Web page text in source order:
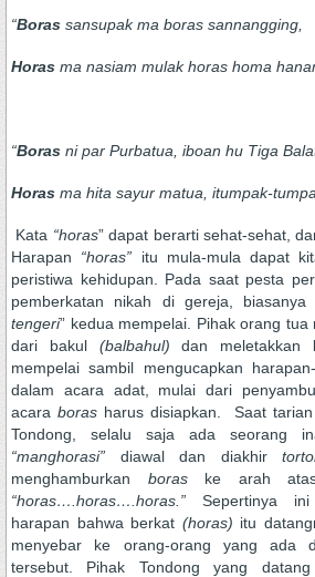
“Boras sansupak ma boras sannangging
Horas ma nasiam mulak horas homa
“Boras ni par Purbatua, iboan hu Tiga
Horas ma hita sayur matua, itumpak-
Kata “horas” dapat berarti sehat-sehat,
Harapan “horas” itu mula-mula dapat
peristiwa kehidupan. Pada saat pesta
pemberkatan nikah di gereja,
tengeri” kedua mempelai. Pihak orang tua
dari bakul (balbahul) dan meletakkan
mempelai sambil mengucapkan
dalam acara adat, mulai dari
acara boras harus disiapkan. Saat tarian
Tondong, selalu saja ada seorang
“manghorasi” diawal dan diakhir
menghamburkan boraske arah atas
“horas….horas….horas ” Sepertinya
harapan bahwa berkat (horas) itu
menyebar ke orang-orang yang ada
tersebut. Pihak Tondong yang